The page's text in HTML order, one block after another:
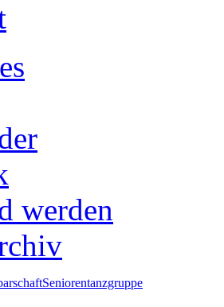
werden
Seniorentanzgruppe